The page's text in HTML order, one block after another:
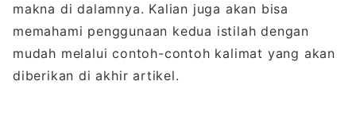
makna di dalamnya. Kalian juga akan bisa
memahami penggunaan kedua istilah dengan
mudah melalui contoh-contoh kalimat yang akan
diberikan di akhir artikel.